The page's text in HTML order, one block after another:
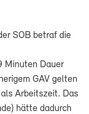
SOB betraf die
Minuten Dauer
GAV gelten
Arbeitszeit. Das
hätte dadurch